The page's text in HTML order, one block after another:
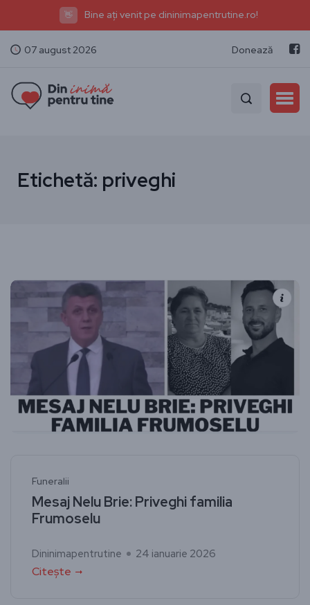
👋 Bine ați venit pe dininimapentrutine.ro!
07 august 2026 Donează
Etichetă: priveghi
Funeralii
Mesaj Nelu Brie: Priveghi familia
Frumoselu
Dininimapentrutine 24 ianuarie 2026
Citește